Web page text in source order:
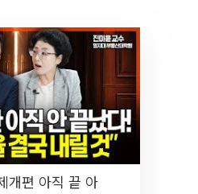
개편 아직 끝 아